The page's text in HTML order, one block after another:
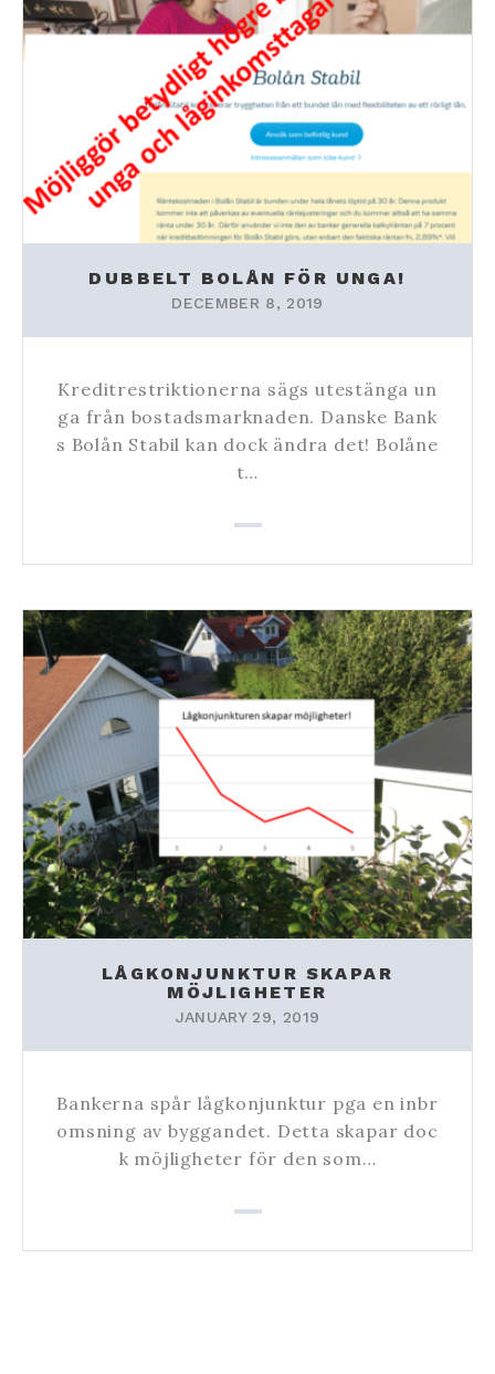
DUBBELT BOLÅN FÖR UNGA!
DECEMBER 8, 2019
Kreditrestriktionerna sägs utestänga un
ga från bostadsmarknaden. Danske Bank
s Bolån Stabil kan dock ändra det! Bolåne
t…
LÅGKONJUNKTUR SKAPAR
MÖJLIGHETER
JANUARY 29, 2019
Bankerna spår lågkonjunktur pga en inbr
omsning av byggandet. Detta skapar doc
k möjligheter för den som…